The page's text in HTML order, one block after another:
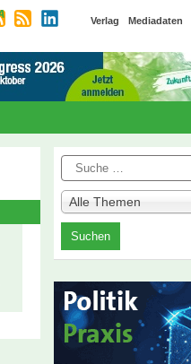
Verlag Mediadaten
Suche
Alle Themen